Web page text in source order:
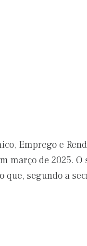
Emprego e
março de 2025. O
que, segundo a